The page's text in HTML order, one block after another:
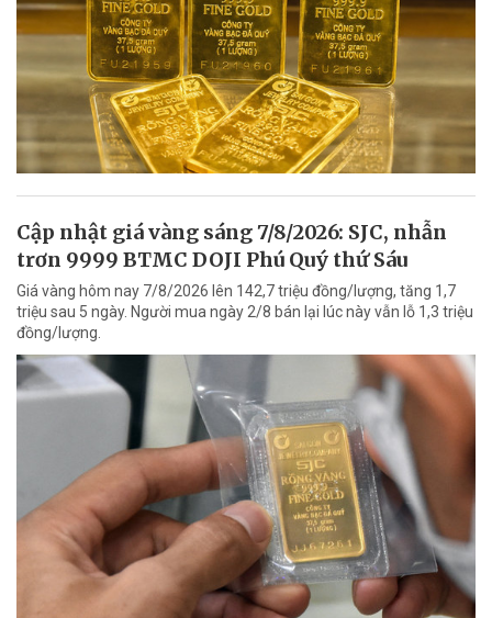
Cập nhật giá vàng sáng 7/8/2026: SJC, nhẫn
trơn 9999 BTMC DOJI Phú Quý thứ Sáu
Giá vàng hôm nay 7/8/2026 lên 142,7 triệu đồng/lượng, tăng 1,7
triệu sau 5 ngày. Người mua ngày 2/8 bán lại lúc này vẫn lỗ 1,3 triệu
đồng/lượng.